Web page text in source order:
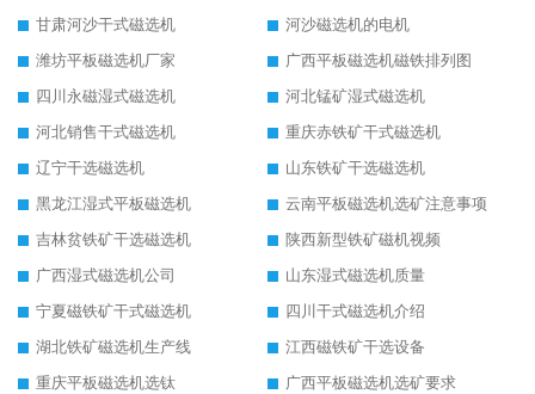
甘肃河沙干式磁选机
河沙磁选机的电机
潍坊平板磁选机厂家
广西平板磁选机磁铁排列图
四川永磁湿式磁选机
河北锰矿湿式磁选机
河北销售干式磁选机
重庆赤铁矿干式磁选机
辽宁干选磁选机
山东铁矿干选磁选机
黑龙江湿式平板磁选机
云南平板磁选机选矿注意事项
吉林贫铁矿干选磁选机
陕西新型铁矿磁机视频
广西湿式磁选机公司
山东湿式磁选机质量
宁夏磁铁矿干式磁选机
四川干式磁选机介绍
湖北铁矿磁选机生产线
江西磁铁矿干选设备
重庆平板磁选机选钛
广西平板磁选机选矿要求